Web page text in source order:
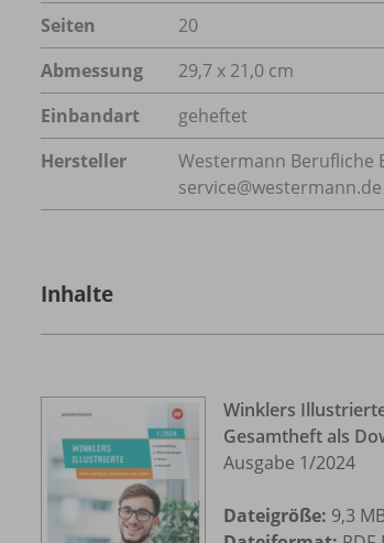
Seiten
20
Abmessung
29,7 x 21,0 cm
Einbandart
geheftet
Hersteller
Westermann Berufliche
service@westermann.de
Inhalte
Winklers
Gesamtheft als
Ausgabe 1/2024
Dateigröße: 9,3